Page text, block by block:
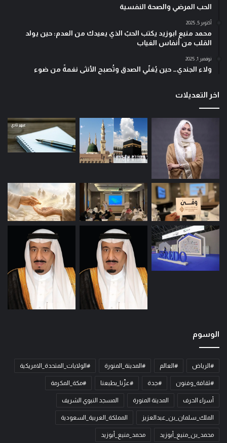
الحب المرضي والصحة النفسية
أكتوبر 5, 2025
محمد منيع ابوزيد يكتب الحبّ الذي يعيدك من العدم: حين يولد
القلب من أنفاس الغياب
نوفمبر 1, 2025
ولاء الجندي… حين يُغنّي الصدق وتُصبح الأنثى نغمةً من ضوء
اخر التعديلات
الوسوم
#الرياض #العالم #المدينة_المنورة #الولايات_المتحدة_الامريكية
#ثقافة_وفنون #جدة #عزّنا_بطبعنا #مكة_المكرمة
أسراء الحرف المدينة المنورة المسجد النبوي الشريف
الملك_سلمان_بن_عبدالعزيز المملكة_العربية_السعودية
محمد_بن_منيع_أبوزيد محمد_منيع_أبوزيد